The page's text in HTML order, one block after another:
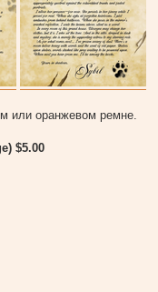
или оранжевом ремне.
$5.00